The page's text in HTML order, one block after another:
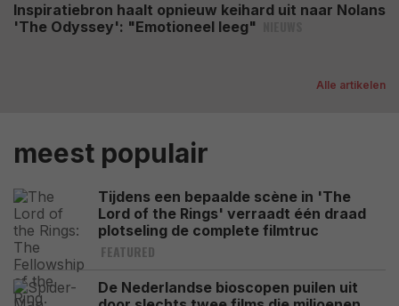
Inspiratiebron haalt opnieuw keihard uit naar Nolans
'The Odyssey': "Emotioneel leeg"
Alle artikelen
meest populair
Tijdens een bepaalde scène in 'The
Lord of the Rings' verraadt één draad
plotseling de complete filmtruc
FEATURED
De Nederlandse bioscopen puilen uit